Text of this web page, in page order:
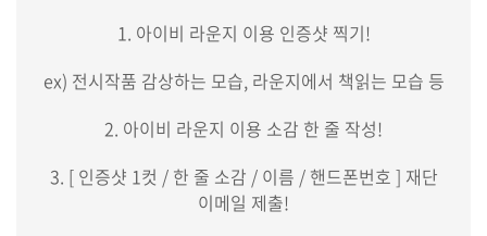
1. 아이비 라운지 이용 인증샷 찍기!
ex) 전시작품 감상하는 모습, 라운지에서 책읽는 모습 등
2. 아이비 라운지 이용 소감 한 줄 작성!
3. [ 인증샷 1컷 / 한 줄 소감 / 이름 / 핸드폰번호 ] 재단
이메일 제출!